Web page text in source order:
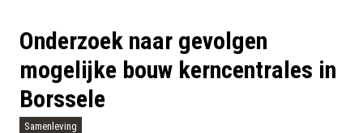
Onderzoek naar gevolgen
mogelijke bouw kerncentrales in
Borssele
Samenleving